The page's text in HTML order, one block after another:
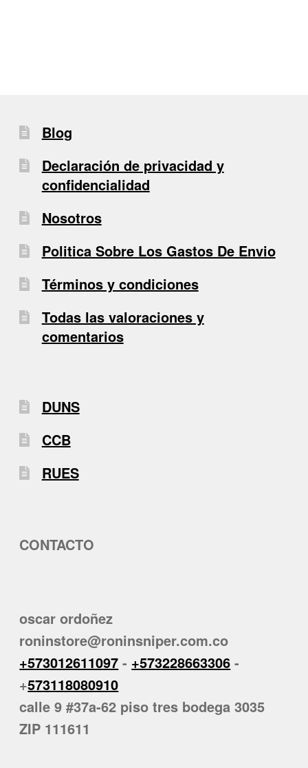
Blog
Declaración de privacidad y
confidencialidad
Nosotros
Politica Sobre Los Gastos De Envio
Términos y condiciones
Todas las valoraciones y
comentarios
DUNS
CCB
RUES
CONTACTO
oscar ordoñez
roninstore@roninsniper.com.co
+573012611097 - +573228663306 -
+573118080910
calle 9 #37a-62 piso tres bodega 3035
ZIP 111611